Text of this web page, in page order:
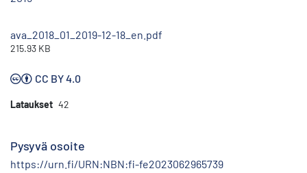
ava_2018_01_2019-12-18_en.pdf
215.93 KB
CC BY 4.0
Lataukset 42
Pysyvä osoite
https://urn.fi/URN:NBN:fi-fe2023062965739